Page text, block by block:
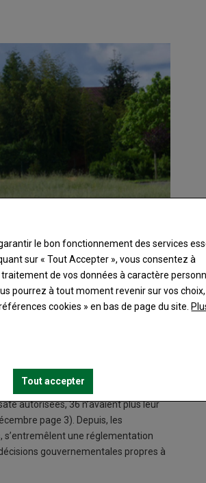
autorisées, 36 n’avaient plus leur
page 3). Depuis, les
s’entremêlent une réglementation
gouvernementales propres à
le bon fonctionnement des services
sur « Tout Accepter », vous consentez à
traitement de vos données à caractère
pourrez à tout moment revenir sur vos
cookies » en bas de page du site.
Tout accepter